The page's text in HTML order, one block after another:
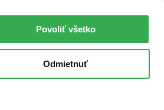
Povoliť všetko
Odmietnuť